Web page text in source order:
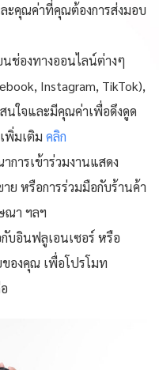
ะคุณค่าที่คุณต้องการส่งมอบ
ช่องทางออนไลน์ต่างๆ
Instagram, TikTok),
นใจและมีคุณค่าเพื่อดึงดูด
พิ่มเติมคลิก
การเข้าร่วมงานแสดง
าย หรือการร่วมมือกับร้านค้า
ณา ฯลฯ
บอินฟลูเอนเซอร์ หรือ
องคุณ เพื่อโปรโมท